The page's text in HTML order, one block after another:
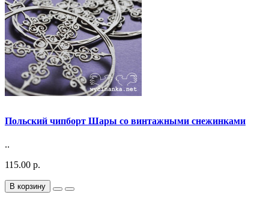
Польский чипборт Шары со винтажными снежинками
..
115.00 р.
В корзину